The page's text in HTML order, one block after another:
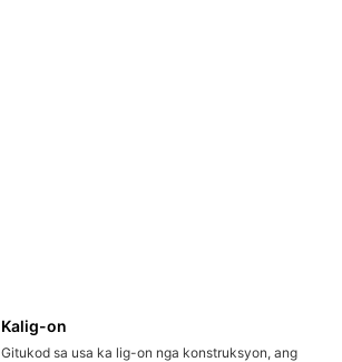
Kalig-on
Gitukod sa usa ka lig-on nga konstruksyon, ang